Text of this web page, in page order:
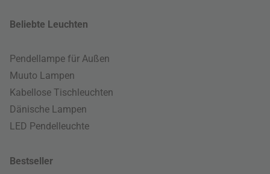
Beliebte Leuchten
Pendellampe für Außen
Muuto Lampen
Kabellose Tischleuchten
Dänische Lampen
LED Pendelleuchte
Bestseller